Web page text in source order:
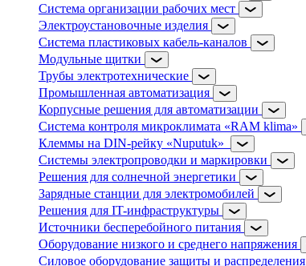
Система организации рабочих мест
Электроустановочные изделия
Система пластиковых кабель-каналов
Модульные щитки
Трубы электротехнические
Промышленная автоматизация
Корпусные решения для автоматизации
Система контроля микроклимата «RAM klima»
Клеммы на DIN-рейку «Nuputuk»
Системы электропроводки и маркировки
Решения для солнечной энергетики
Зарядные станции для электромобилей
Решения для IT-инфраструктуры
Источники бесперебойного питания
Оборудование низкого и среднего напряжения
Силовое оборудование защиты и распределения